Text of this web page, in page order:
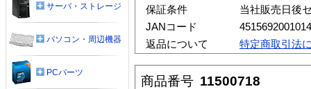
保証条件
当社販売日後
JANコード
4515692001014
返品について
特定商取引法
商品番号 11500718
サーバ・ストレージ
パソコン・周辺機器
PCパーツ